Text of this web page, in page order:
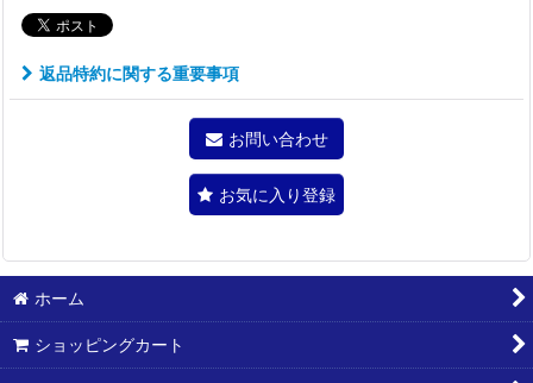
返品特約に関する重要事項
お問い合わせ
お気に入り登録
ホーム
ショッピングカート